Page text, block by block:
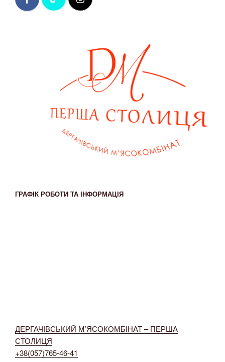
ГРАФІК РОБОТИ ТА ІНФОРМАЦІЯ
ДЕРГАЧІВСЬКИЙ М’ЯСОКОМБІНАТ – ПЕРША
СТОЛИЦЯ
+38(057)765-46-41